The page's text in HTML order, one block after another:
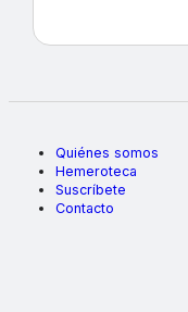
Quiénes somos
Hemeroteca
Suscríbete
Contacto